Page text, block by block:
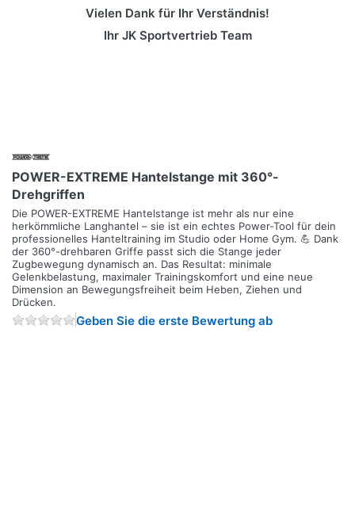
Vielen Dank für Ihr Verständnis!
Ihr JK Sportvertrieb Team
POWER-EXTREME Hantelstange mit 360°-
Drehgriffen
Die POWER-EXTREME Hantelstange ist mehr als nur eine
herkömmliche Langhantel – sie ist ein echtes Power-Tool für dein
professionelles Hanteltraining im Studio oder Home Gym. 💪 Dank
der 360°-drehbaren Griffe passt sich die Stange jeder
Zugbewegung dynamisch an. Das Resultat: minimale
Gelenkbelastung, maximaler Trainingskomfort und eine neue
Dimension an Bewegungsfreiheit beim Heben, Ziehen und
Drücken.
Geben Sie die erste Bewertung ab